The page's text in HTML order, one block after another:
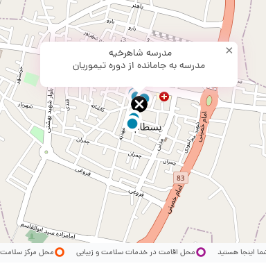
مدرسه شاهرخیه
مدرسه به جامانده از دوره تیموریان
×
اینجا هستید محل اقامت در خدمات سلامت و زیبایی محل مرکز سلامت